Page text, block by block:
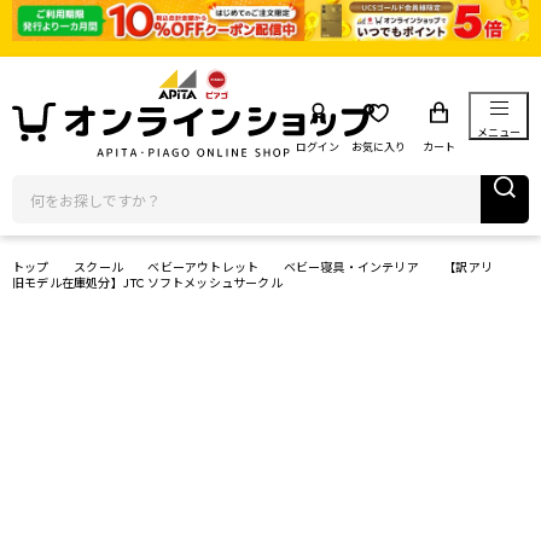
ログイン お気に入り カート
メニュー
トップ スクール ベビーアウトレット ベビー寝具・インテリア
【訳アリ
旧モデル在庫処分】JTC ソフトメッシュサークル